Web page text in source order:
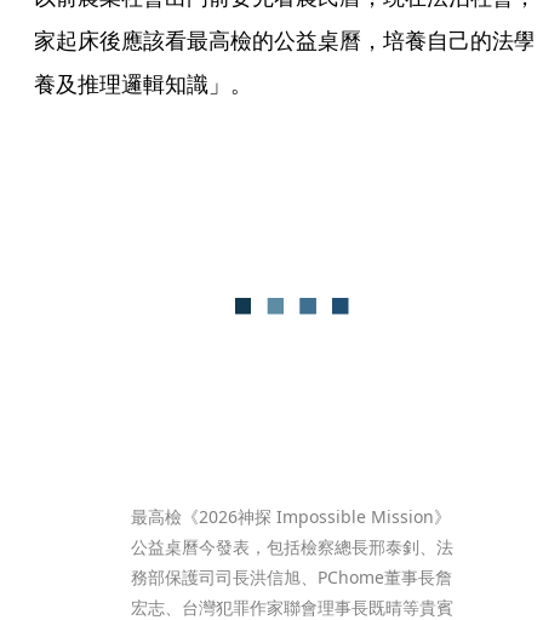
家起床後應該看最高檢的公益桌曆，培養自己的法學
養及推理邏輯知識」。
最高檢《2026神探 Impossible Mission》
公益桌曆今發表，包括檢察總長邢泰釗、法
務部保護司司長洪信旭、PChome董事長詹
宏志、台灣犯罪作家聯會理事長既晴等貴賓